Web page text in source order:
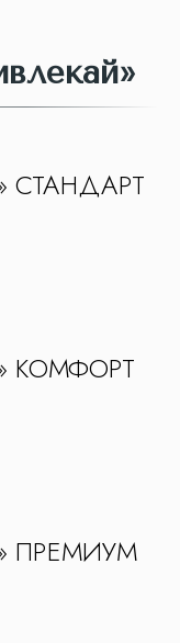
СТАНДАРТ
КОМФОРТ
ПРЕМИУМ